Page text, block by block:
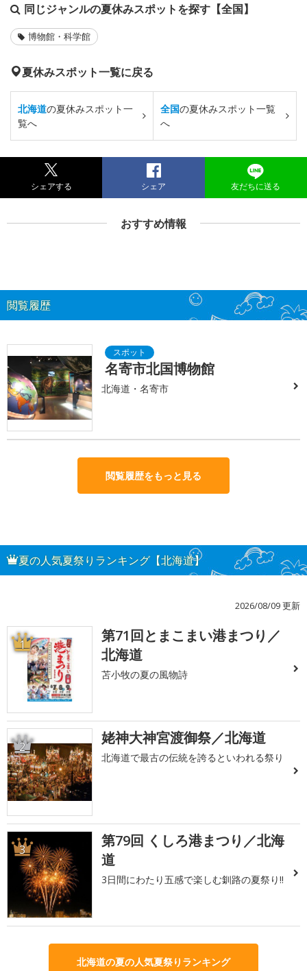
同じジャンルの夏休みスポットを探す【全国】
博物館・科学館
夏休みスポット一覧に戻る
北海道の夏休みスポット一
覧へ
全国の夏休みスポット一覧
へ
シェアする シェア 友だちに送る
おすすめ情報
閲覧履歴
名寄市北国博物館
北海道・名寄市
閲覧履歴をもっと見る
夏の人気夏祭りランキング【北海道】
2026/08/09 更新
1
第71回とまこまい港まつり／
北海道
苫小牧の夏の風物詩
2 姥神大神宮渡御祭／北海道
北海道で最古の伝統を誇るといわれる祭り
3
第79回 くしろ港まつり／北海
道
3日間にわたり五感で楽しむ釧路の夏祭り!!
北海道の夏の人気夏祭りランキング